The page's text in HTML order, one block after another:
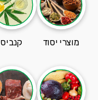
מוצרי יסוד קנביס